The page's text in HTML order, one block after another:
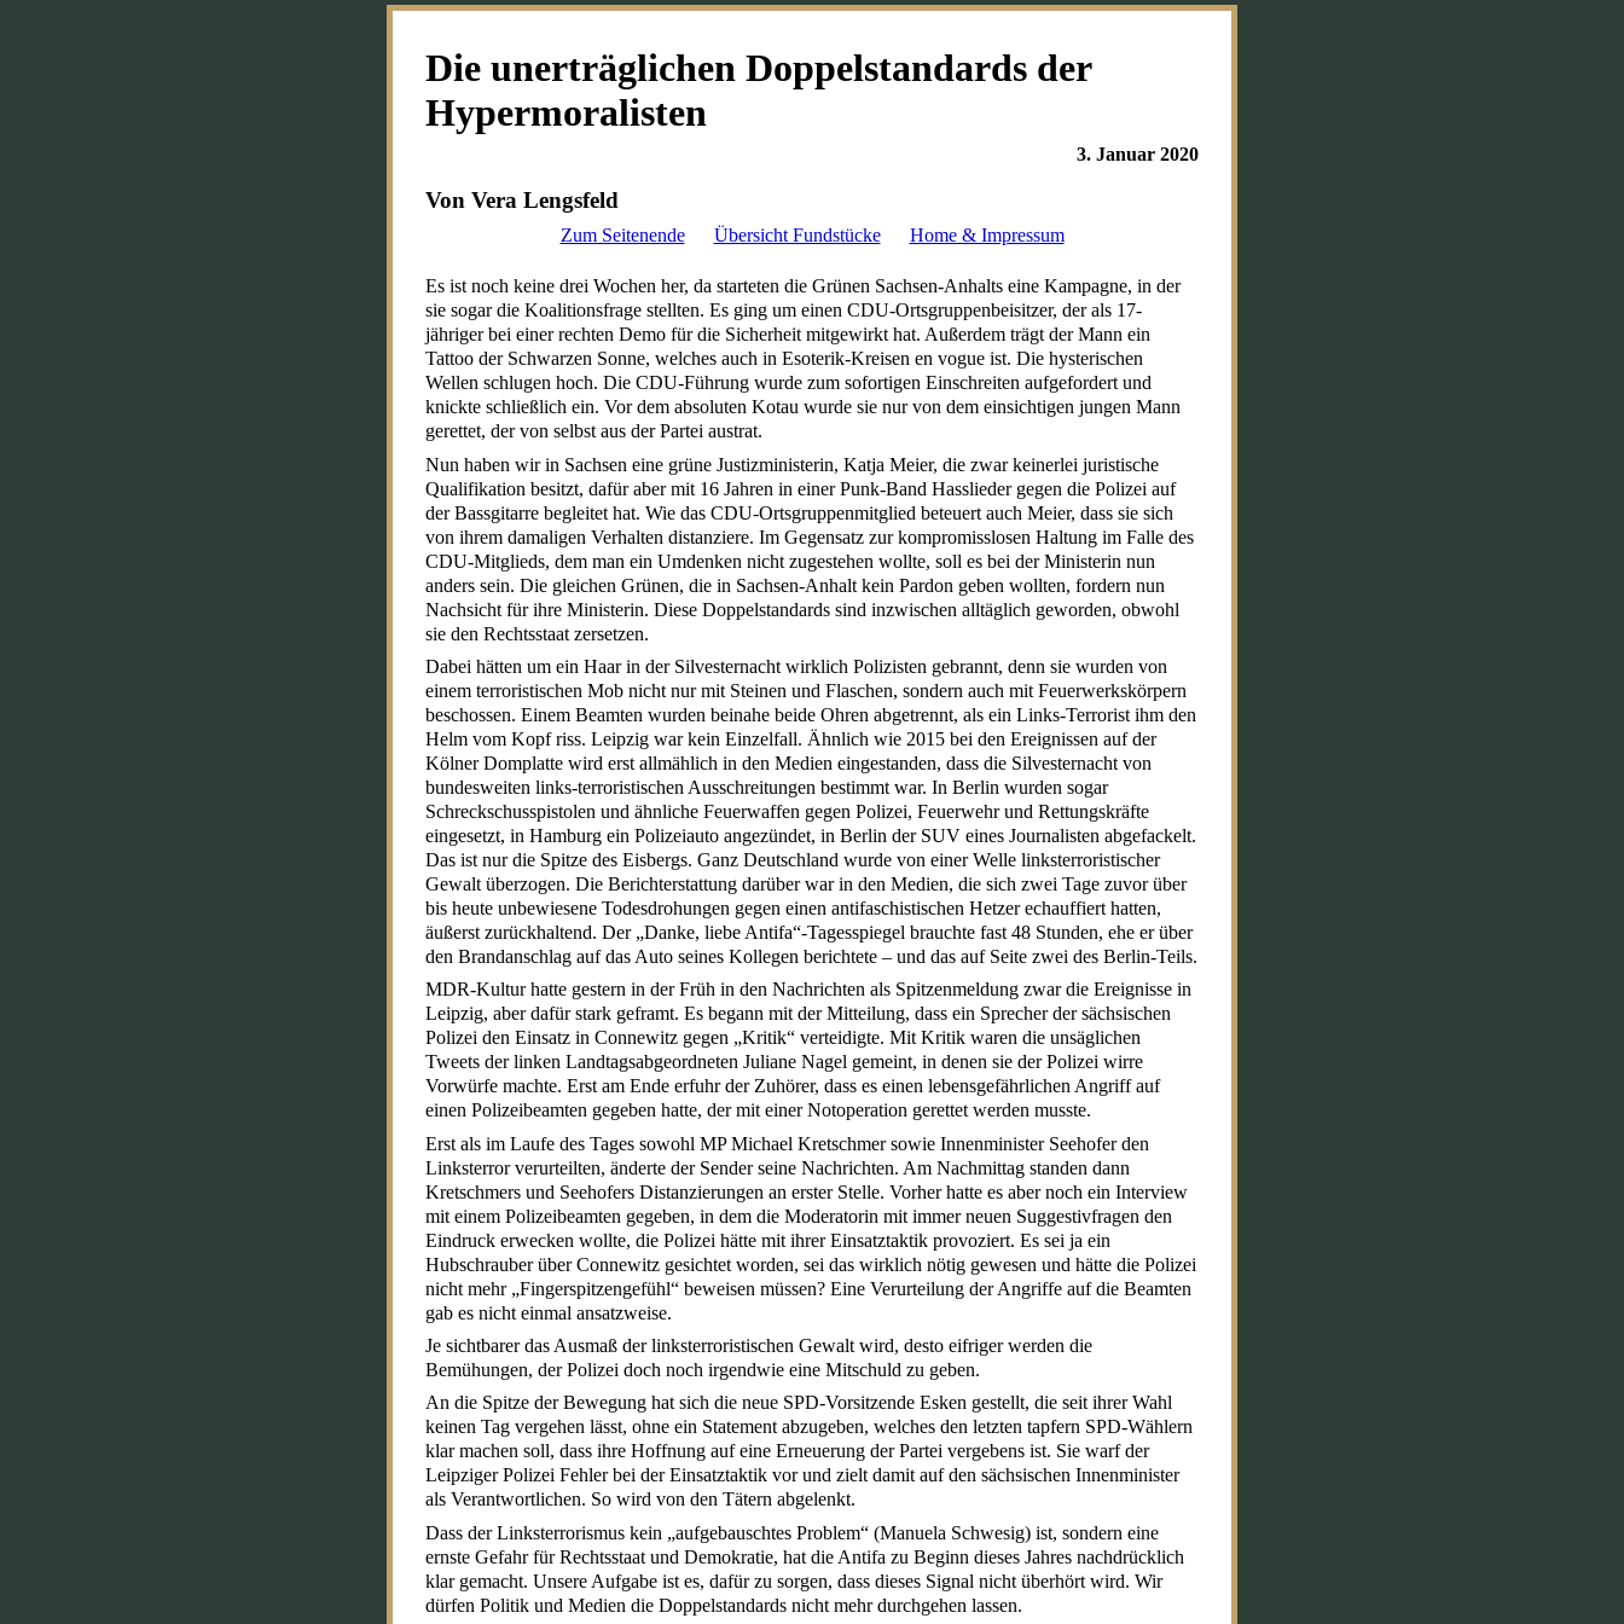
Die unerträglichen Doppelstandards der
Hypermoralisten
3. Januar 2020
Von Vera Lengsfeld
Zum Seitenende Übersicht Fundstücke Home & Impressum
Es ist noch keine drei Wochen her, da starteten die Grünen Sachsen-Anhalts eine Kampagne, in der
sie sogar die Koalitionsfrage stellten. Es ging um einen CDU-Ortsgruppenbeisitzer, der als 17-
jähriger bei einer rechten Demo für die Sicherheit mitgewirkt hat. Außerdem trägt der Mann ein
Tattoo der Schwarzen Sonne, welches auch in Esoterik-Kreisen en vogue ist. Die hysterischen
Wellen schlugen hoch. Die CDU-Führung wurde zum sofortigen Einschreiten aufgefordert und
knickte schließlich ein. Vor dem absoluten Kotau wurde sie nur von dem einsichtigen jungen Mann
gerettet, der von selbst aus der Partei austrat.
Nun haben wir in Sachsen eine grüne Justizministerin, Katja Meier, die zwar keinerlei juristische
Qualifikation besitzt, dafür aber mit 16 Jahren in einer Punk-Band Hasslieder gegen die Polizei auf
der Bassgitarre begleitet hat. Wie das CDU-Ortsgruppenmitglied beteuert auch Meier, dass sie sich
von ihrem damaligen Verhalten distanziere. Im Gegensatz zur kompromisslosen Haltung im Falle des
CDU-Mitglieds, dem man ein Umdenken nicht zugestehen wollte, soll es bei der Ministerin nun
anders sein. Die gleichen Grünen, die in Sachsen-Anhalt kein Pardon geben wollten, fordern nun
Nachsicht für ihre Ministerin. Diese Doppelstandards sind inzwischen alltäglich geworden, obwohl
sie den Rechtsstaat zersetzen.
Dabei hätten um ein Haar in der Silvesternacht wirklich Polizisten gebrannt, denn sie wurden von
einem terroristischen Mob nicht nur mit Steinen und Flaschen, sondern auch mit Feuerwerkskörpern
beschossen. Einem Beamten wurden beinahe beide Ohren abgetrennt, als ein Links-Terrorist ihm den
Helm vom Kopf riss. Leipzig war kein Einzelfall. Ähnlich wie 2015 bei den Ereignissen auf der
Kölner Domplatte wird erst allmählich in den Medien eingestanden, dass die Silvesternacht von
bundesweiten links-terroristischen Ausschreitungen bestimmt war. In Berlin wurden sogar
Schreckschusspistolen und ähnliche Feuerwaffen gegen Polizei, Feuerwehr und Rettungskräfte
eingesetzt, in Hamburg ein Polizeiauto angezündet, in Berlin der SUV eines Journalisten abgefackelt.
Das ist nur die Spitze des Eisbergs. Ganz Deutschland wurde von einer Welle linksterroristischer
Gewalt überzogen. Die Berichterstattung darüber war in den Medien, die sich zwei Tage zuvor über
bis heute unbewiesene Todesdrohungen gegen einen antifaschistischen Hetzer echauffiert hatten,
äußerst zurückhaltend. Der „Danke, liebe Antifa“-Tagesspiegel brauchte fast 48 Stunden, ehe er über
den Brandanschlag auf das Auto seines Kollegen berichtete – und das auf Seite zwei des Berlin-Teils.
MDR-Kultur hatte gestern in der Früh in den Nachrichten als Spitzenmeldung zwar die Ereignisse in
Leipzig, aber dafür stark geframt. Es begann mit der Mitteilung, dass ein Sprecher der sächsischen
Polizei den Einsatz in Connewitz gegen „Kritik“ verteidigte. Mit Kritik waren die unsäglichen
Tweets der linken Landtagsabgeordneten Juliane Nagel gemeint, in denen sie der Polizei wirre
Vorwürfe machte. Erst am Ende erfuhr der Zuhörer, dass es einen lebensgefährlichen Angriff auf
einen Polizeibeamten gegeben hatte, der mit einer Notoperation gerettet werden musste.
Erst als im Laufe des Tages sowohl MP Michael Kretschmer sowie Innenminister Seehofer den
Linksterror verurteilten, änderte der Sender seine Nachrichten. Am Nachmittag standen dann
Kretschmers und Seehofers Distanzierungen an erster Stelle. Vorher hatte es aber noch ein Interview
mit einem Polizeibeamten gegeben, in dem die Moderatorin mit immer neuen Suggestivfragen den
Eindruck erwecken wollte, die Polizei hätte mit ihrer Einsatztaktik provoziert. Es sei ja ein
Hubschrauber über Connewitz gesichtet worden, sei das wirklich nötig gewesen und hätte die Polizei
nicht mehr „Fingerspitzengefühl“ beweisen müssen? Eine Verurteilung der Angriffe auf die Beamten
gab es nicht einmal ansatzweise.
Je sichtbarer das Ausmaß der linksterroristischen Gewalt wird, desto eifriger werden die
Bemühungen, der Polizei doch noch irgendwie eine Mitschuld zu geben.
An die Spitze der Bewegung hat sich die neue SPD-Vorsitzende Esken gestellt, die seit ihrer Wahl
keinen Tag vergehen lässt, ohne ein Statement abzugeben, welches den letzten tapfern SPD-Wählern
klar machen soll, dass ihre Hoffnung auf eine Erneuerung der Partei vergebens ist. Sie warf der
Leipziger Polizei Fehler bei der Einsatztaktik vor und zielt damit auf den sächsischen Innenminister
als Verantwortlichen. So wird von den Tätern abgelenkt.
Dass der Linksterrorismus kein „aufgebauschtes Problem“ (Manuela Schwesig) ist, sondern eine
ernste Gefahr für Rechtsstaat und Demokratie, hat die Antifa zu Beginn dieses Jahres nachdrücklich
klar gemacht. Unsere Aufgabe ist es, dafür zu sorgen, dass dieses Signal nicht überhört wird. Wir
dürfen Politik und Medien die Doppelstandards nicht mehr durchgehen lassen.